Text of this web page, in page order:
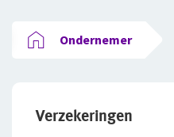
Ondernemer
Verzekeringen